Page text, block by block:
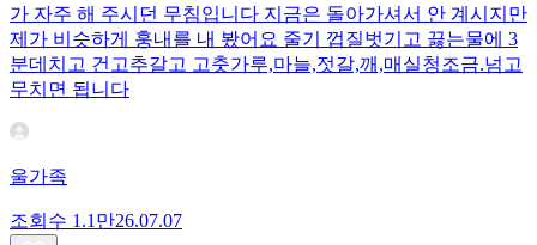
가 자주 해 주시던 무침입니다 지금은 돌아가셔서 안 계시지만
제가 비슷하게 훙내를 내 봤어요 줄기 껍질벗기고 끓는물에 3
분데치고 건고추갈고 고춧가루,마늘,젓갈,깨,매실청조금.넘고
무치면 됩니다
울가족
조회수 1.1만26.07.07